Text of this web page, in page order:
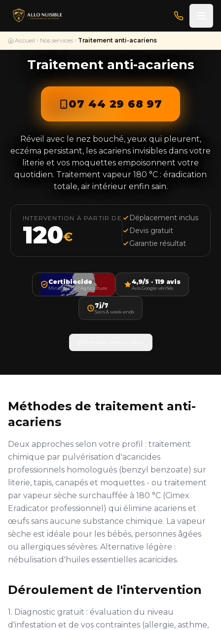
Accueil Nos services Traitement anti-acariens
Traitement anti-acariens
07 44 29 68 97
Réveil avec le nez bouché, yeux qui pleurent,
eczéma persistant, les acariens invisibles dans votre
literie et vos moquettes empoisonnent votre
quotidien. Traitement vapeur 180 °C : éradication
totale, air intérieur enfin sain.
INTERVENTION À PARTIR DE
120€
Déplacement inclus
Devis gratuit
Garantie résultat
Certibiocide
Ministère de l'Agriculture
4,9/5 · 119 avis
Avis Google vérifiés
7j/7
Soirs & week-ends
Méthodes de traitement anti-
acariens
Deux approches selon votre profil : traitement
chimique par pulvérisation d'acaricides
professionnels homologués (benzyl benzoate) sur
literie, tapis, canapés et moquettes - ou traitement
par vapeur sèche surchauffée à 180 °C (Cimex
Eradicator professionnel) qui élimine acariens et
œufs sans aucune substance chimique. La vapeur
sèche est idéale pour les bébés, personnes âgées
ou allergiques sévères. Alternative légère :
nébulisation d'huiles essentielles acaricides.
Déroulement de l'intervention
1. Diagnostic gratuit : évaluation du niveau
d'infestation et de vos contraintes (allergie, asthme,